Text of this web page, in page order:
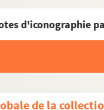
d'iconographie
de la